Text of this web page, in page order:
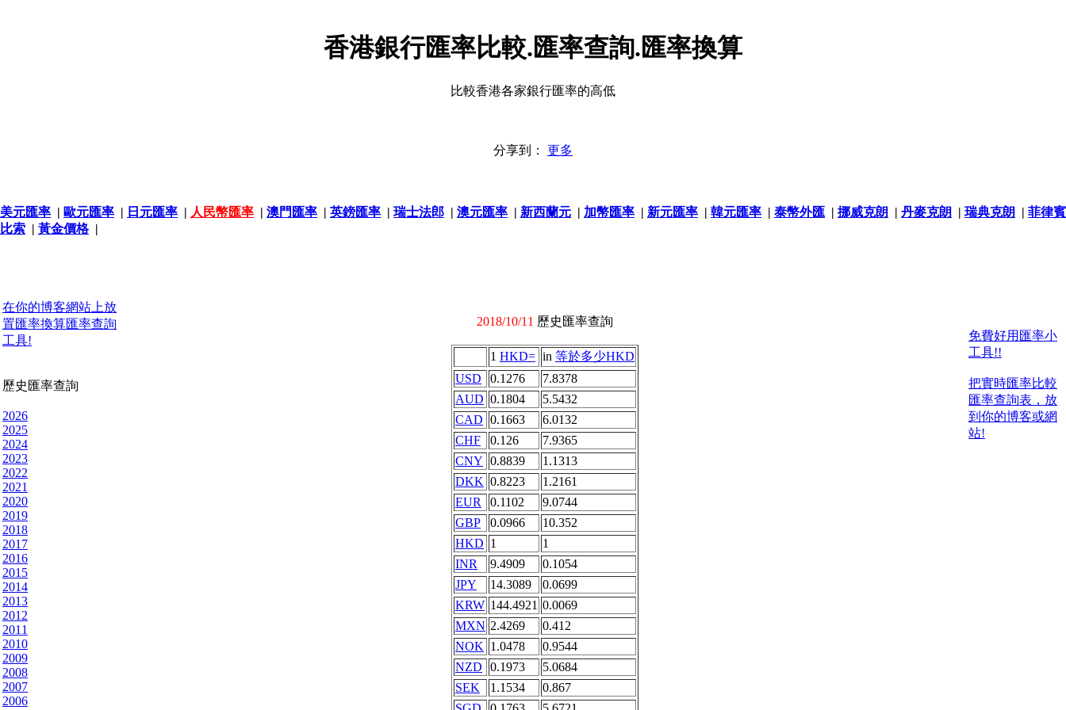
香港銀行匯率比較.匯率查詢.匯率換算
比較香港各家銀行匯率的高低
分享到： 更多
美元匯率 | 歐元匯率 | 日元匯率 | 人民幣匯率 | 澳門匯率 | 英鎊匯率 | 瑞士法郎 | 澳元匯率 | 新西蘭元 | 加幣匯率 | 新元匯率 | 韓元匯率 | 泰幣外匯 | 挪威克朗 | 丹麥克朗 | 瑞典克朗 | 菲律賓
比索 | 黃金價格|
在你的博客網站上放
置匯率換算匯率查詢
工具!
歷史匯率查詢
2026
2025
2024
2023
2022
2021
2020
2019
2018
2017
2016
2015
2014
2013
2012
2011
2010
2009
2008
2007
2006
2018/10/11 歷史匯率查詢
1 HKD= in 等於多少HKD
USD
0.1276
7.8378
AUD 0.1804
5.5432
CAD 0.1663
6.0132
CHF
0.126
7.9365
CNY 0.8839
1.1313
DKK 0.8223
1.2161
EUR
0.1102
9.0744
GBP
0.0966
10.352
HKD 1
1
INR
9.4909
0.1054
JPY
14.3089
0.0699
KRW 144.4921 0.0069
MXN 2.4269
0.412
NOK 1.0478
0.9544
NZD
0.1973
5.0684
SEK
1.1534
0.867
免費好用匯率小
工具!!
把實時匯率比較
匯率查詢表，放
到你的博客或網
站!